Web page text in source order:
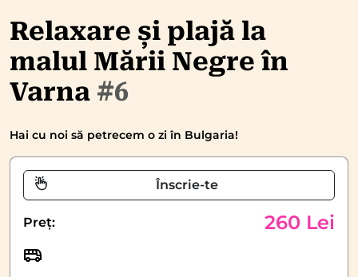
Relaxare și plajă la
malul Mării Negre în
Varna #6
Hai cu noi să petrecem o zi în Bulgaria!
Înscrie-te
Preț: 260 Lei